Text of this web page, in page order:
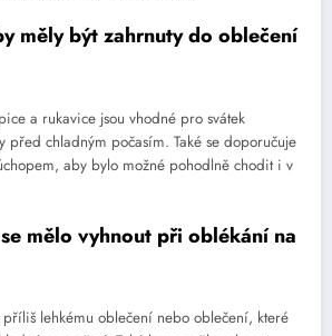
měly být zahrnuty do oblečení
a rukavice jsou vhodné pro svátek
před chladným počasím. Také se doporučuje
aby bylo možné pohodlně chodit i v
mělo vyhnout při oblékání na
příliš lehkému oblečení nebo oblečení, které